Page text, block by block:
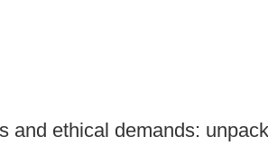
and ethical demands: